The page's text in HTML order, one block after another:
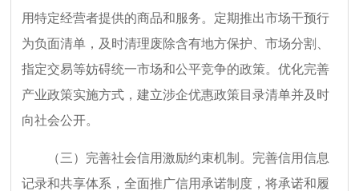
用特定经营者提供的商品和服务。定期推出市场干预行
为负面清单，及时清理废除含有地方保护、市场分割、
指定交易等妨碍统一市场和公平竞争的政策。优化完善
产业政策实施方式，建立涉企优惠政策目录清单并及时
向社会公开。
（三）完善社会信用激励约束机制。完善信用信息
记录和共享体系，全面推广信用承诺制度，将承诺和履